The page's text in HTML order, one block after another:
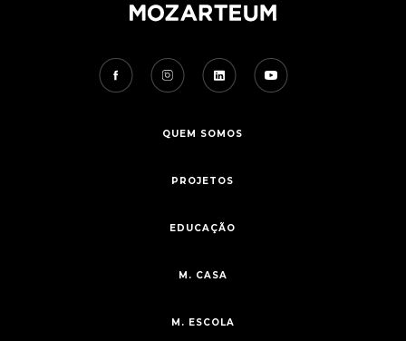
QUEM SOMOS
PROJETOS
EDUCAÇÃO
M. CASA
M. ESCOLA